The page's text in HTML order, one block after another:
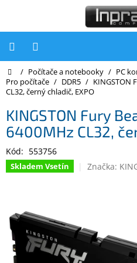
Počítače
Počítače
Notebooky
Tiskárny
Monitory
slevy
Oblíbené
Domů
/ Počítače a notebooky / PC
Pro počítače / DDR5 / KINGSTON
CL32, černý chladič, EXPO
KINGSTON Fury
6400MHz CL32,
Kód: 553756
Skladem Vsetín Značka: